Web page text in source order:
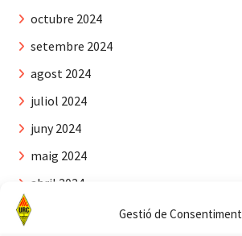
Gestió de Consentiment
octubre 2024
setembre 2024
agost 2024
juliol 2024
juny 2024
maig 2024
abril 2024
març 2024